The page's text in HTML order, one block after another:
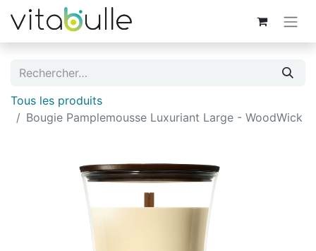
Tous les produits
Bougie Pamplemousse Luxuriant Large - WoodWick